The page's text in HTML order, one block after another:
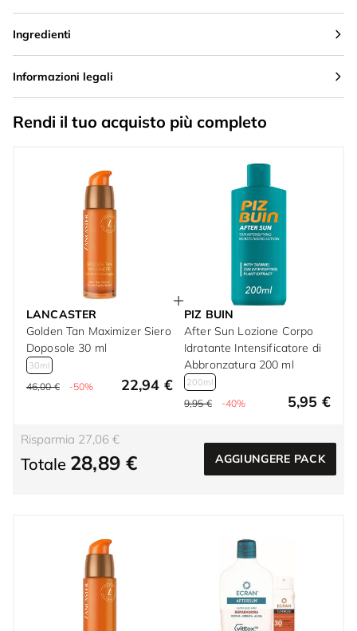
Ingredienti
Informazioni legali
Rendi il tuo acquisto più completo
LANCASTER
Golden Tan Maximizer Siero
Doposole 30 ml
30ml
46,00 € -50% 22,94 €
PIZ BUIN
After Sun Lozione Corpo
Idratante Intensificatore di
Abbronzatura 200 ml
200ml
9,95 € -40% 5,95 €
Risparmia 27,06 €
Totale 28,89 € AGGIUNGERE PACK